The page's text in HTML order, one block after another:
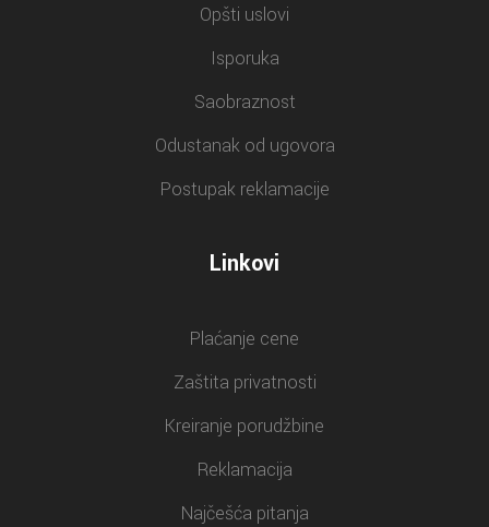
Opšti uslovi
Isporuka
Saobraznost
Odustanak od ugovora
Postupak reklamacije
Linkovi
Plaćanje cene
Zaštita privatnosti
Kreiranje porudžbine
Reklamacija
Najčešća pitanja